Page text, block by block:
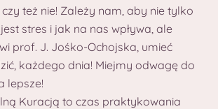
też nie! Zależy nam, aby nie tylko
stres i jak na nas wpływa, ale
prof. J. Jośko-Ochojska, umieć
każdego dnia! Miejmy odwagę do
lepsze!
Kuracją to czas praktykowania